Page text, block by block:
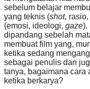
sebelum belajar
yang teknis (shot,
(emosi, ideologi, gaze).
dipandang sebelah
membuat film yang,
ketika sedang
sebagai penulis dan
tanya, bagaimana cara
ketika berkarya?